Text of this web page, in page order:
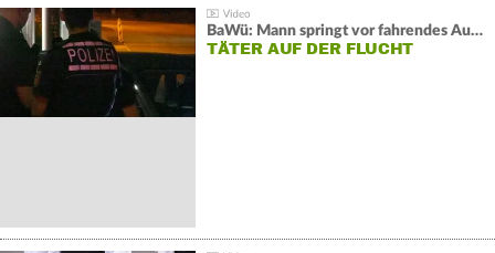
BaWü: Mann springt vor fahrendes Auto und schießt
TÄTER AUF DER FLUCHT